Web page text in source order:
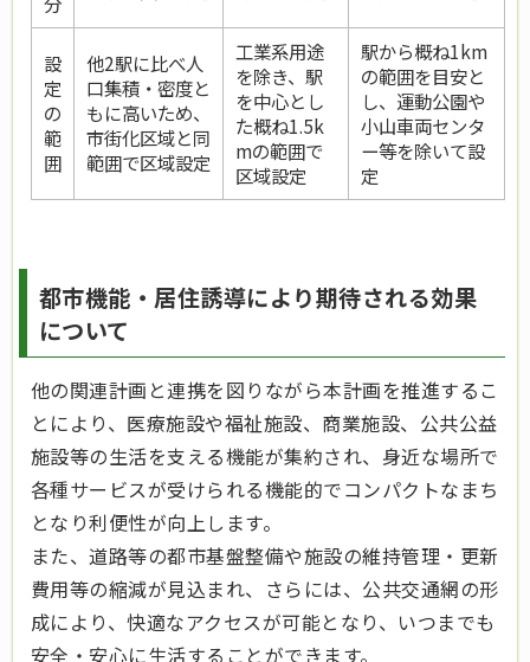
設
定
の
範
囲
他2駅に比べ人
口集積・密度と
もに高いため、
市街化区域と同
範囲で区域設定
工業系用途
を除き、駅
を中心とし
た概ね1.5k
mの範囲で
区域設定
駅から概ね1km
の範囲を目安と
し、運動公園や
小山車両センタ
ー等を除いて設
定
都市機能・居住誘導により期待される効果
について
他の関連計画と連携を図りながら本計画を推進するこ
とにより、医療施設や福祉施設、商業施設、公共公益
施設等の生活を支える機能が集約され、身近な場所で
各種サービスが受けられる機能的でコンパクトなまち
となり利便性が向上します。
また、道路等の都市基盤整備や施設の維持管理・更新
費用等の縮減が見込まれ、さらには、公共交通網の形
成により、快適なアクセスが可能となり、いつまでも
安全・安心に生活することができます。